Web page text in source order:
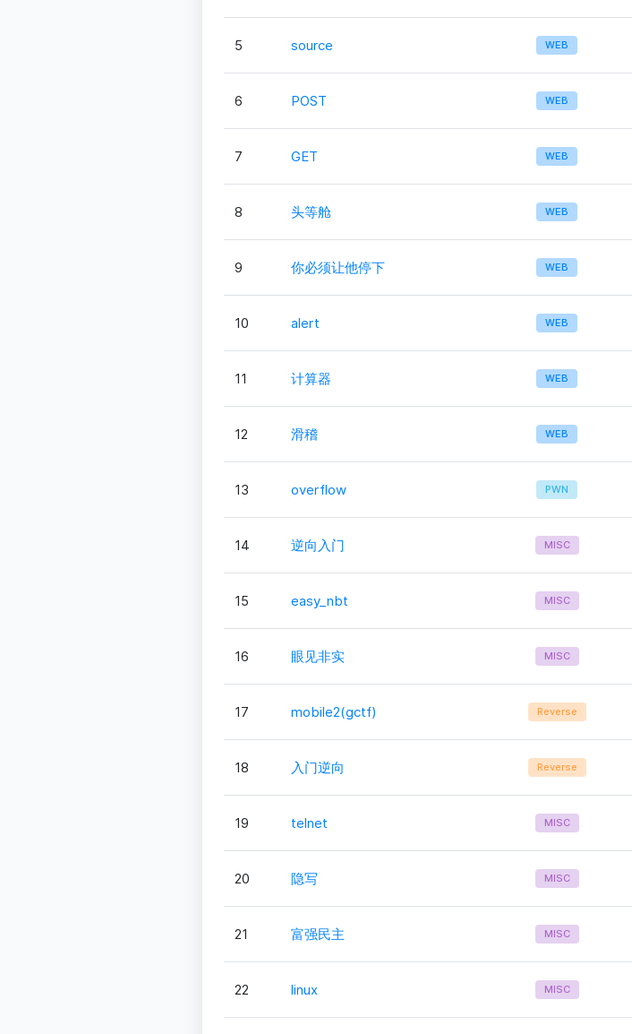
5 source WEB
6 POST WEB
7 GET WEB
8 头等舱 WEB
9 你必须让他停下 WEB
10 alert WEB
11 计算器 WEB
12 滑稽 WEB
13 overflow PWN
14 逆向入门 MISC
15 easy_nbt MISC
16 眼见非实 MISC
17 mobile2(gctf) Reverse
18 入门逆向 Reverse
19 telnet MISC
20 隐写 MISC
21 富强民主 MISC
22 linux MISC